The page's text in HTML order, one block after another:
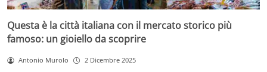
Questa è la città italiana con il mercato storico più
famoso: un gioiello da scoprire
Antonio Murolo 2 Dicembre 2025